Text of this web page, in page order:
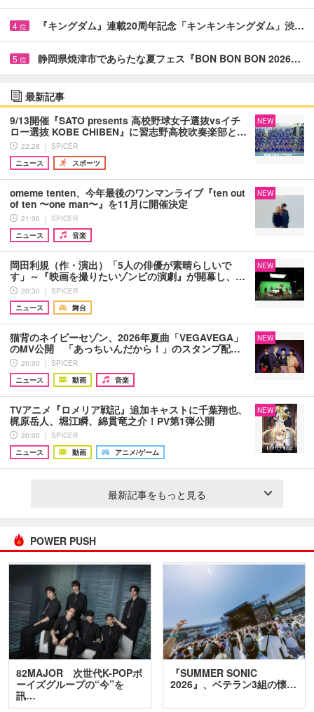
4 位 『キングダム』連載20周年記念「キンキンキングダム」渋…
5 位 静岡県焼津市であらたな夏フェス『BON BON BON 2026…
最新記事
9/13開催『SATO presents 高校野球女子選抜vsイチ
ロー選抜 KOBE CHIBEN』に習志野高校吹奏楽部と…
22:28 ｜ SPICER
ニュース
スポーツ
NEW
omeme tenten、今年最後のワンマンライブ『ten out
of ten 〜one man〜』を11月に開催決定
21:00 ｜ SPICER
ニュース
音楽
NEW
岡田利規（作・演出）「5人の俳優が素晴らしいで
す」～『映画を撮りたいゾンビの演劇』が開幕し、…
20:30 ｜ SPICER
ニュース
舞台
NEW
猫背のネイビーセゾン、2026年夏曲「VEGAVEGA」
のMV公開 「あっちいんだから！」のスタンプ配…
20:00 ｜ SPICER
ニュース
動画 音楽
NEW
TVアニメ『ロメリア戦記』追加キャストに千葉翔也、
梶原岳人、堀江瞬、綿貫竜之介！PV第1弾公開
20:00 ｜ SPICER
ニュース
動画 アニメ/ゲーム
NEW
最新記事をもっと見る
POWER PUSH
82MAJOR 次世代K-POPボ
ーイズグループの“今”を
訊…
『SUMMER SONIC
2026』、ベテラン3組の懐…